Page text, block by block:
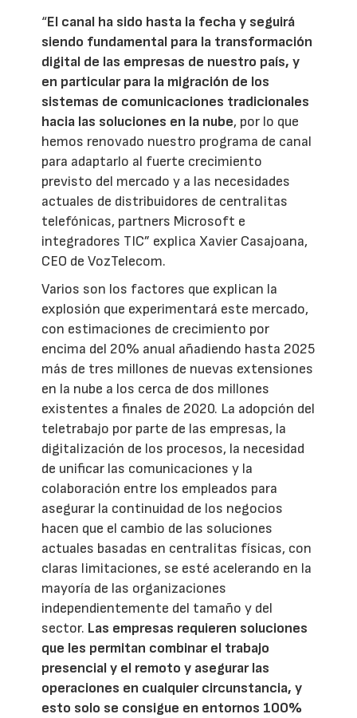
“El canal ha sido hasta la fecha y seguirá
siendo fundamental para la transformación
digital de las empresas de nuestro país, y
en particular para la migración de los
sistemas de comunicaciones tradicionales
hacia las soluciones en la nube, por lo que
hemos renovado nuestro programa de canal
para adaptarlo al fuerte crecimiento
previsto del mercado y a las necesidades
actuales de distribuidores de centralitas
telefónicas, partners Microsoft e
integradores TIC” explica Xavier Casajoana,
CEO de VozTelecom.
Varios son los factores que explican la
explosión que experimentará este mercado,
con estimaciones de crecimiento por
encima del 20% anual añadiendo hasta 2025
más de tres millones de nuevas extensiones
en la nube a los cerca de dos millones
existentes a finales de 2020. La adopción del
teletrabajo por parte de las empresas, la
digitalización de los procesos, la necesidad
de unificar las comunicaciones y la
colaboración entre los empleados para
asegurar la continuidad de los negocios
hacen que el cambio de las soluciones
actuales basadas en centralitas físicas, con
claras limitaciones, se esté acelerando en la
mayoría de las organizaciones
independientemente del tamaño y del
sector. Las empresas requieren soluciones
que les permitan combinar el trabajo
presencial y el remoto y asegurar las
operaciones en cualquier circunstancia, y
esto solo se consigue en entornos 100%